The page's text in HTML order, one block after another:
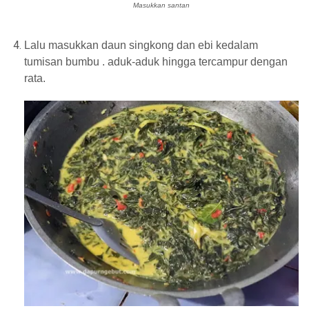
Masukkan santan
Lalu masukkan daun singkong dan ebi kedalam
tumisan bumbu . aduk-aduk hingga tercampur dengan
rata.